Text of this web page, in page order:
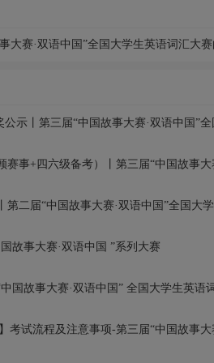
大赛·双语中国”全国大学生英语词汇大
公示丨第三届“中国故事大赛·双语中国”
赛事+四六级备考）丨第三届“中国故事
第二届“中国故事大赛·双语中国”全国大
故事大赛·双语中国 ”系列大赛
国故事大赛·双语中国” 全国大学生英语
考试流程及注意事项-第三届“中国故事